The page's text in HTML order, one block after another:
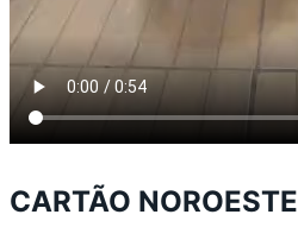
CARTÃO NOROESTE